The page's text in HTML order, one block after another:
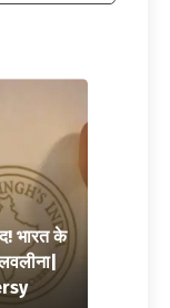
भारत के